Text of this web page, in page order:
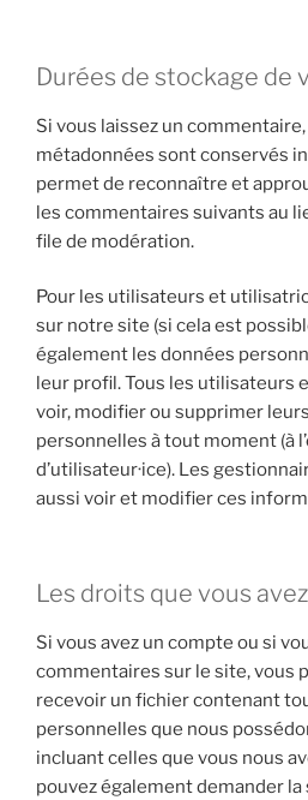
Durées de stockage de
Si vous laissez un
métadonnées sont conservés
permet de reconnaître et
les commentaires suivants au
file de modération.
Pour les utilisateurs et
sur notre site (si cela est
également les données
leur profil. Tous les utilisateurs
voir, modifier ou supprimer
personnelles à tout moment (à
d’utilisateur·ice). Les
aussi voir et modifier ces
Les droits que vous
Si vous avez un compte ou si
commentaires sur le site, vous
recevoir un fichier contenant
personnelles que nous
incluant celles que vous nous
pouvez également demander